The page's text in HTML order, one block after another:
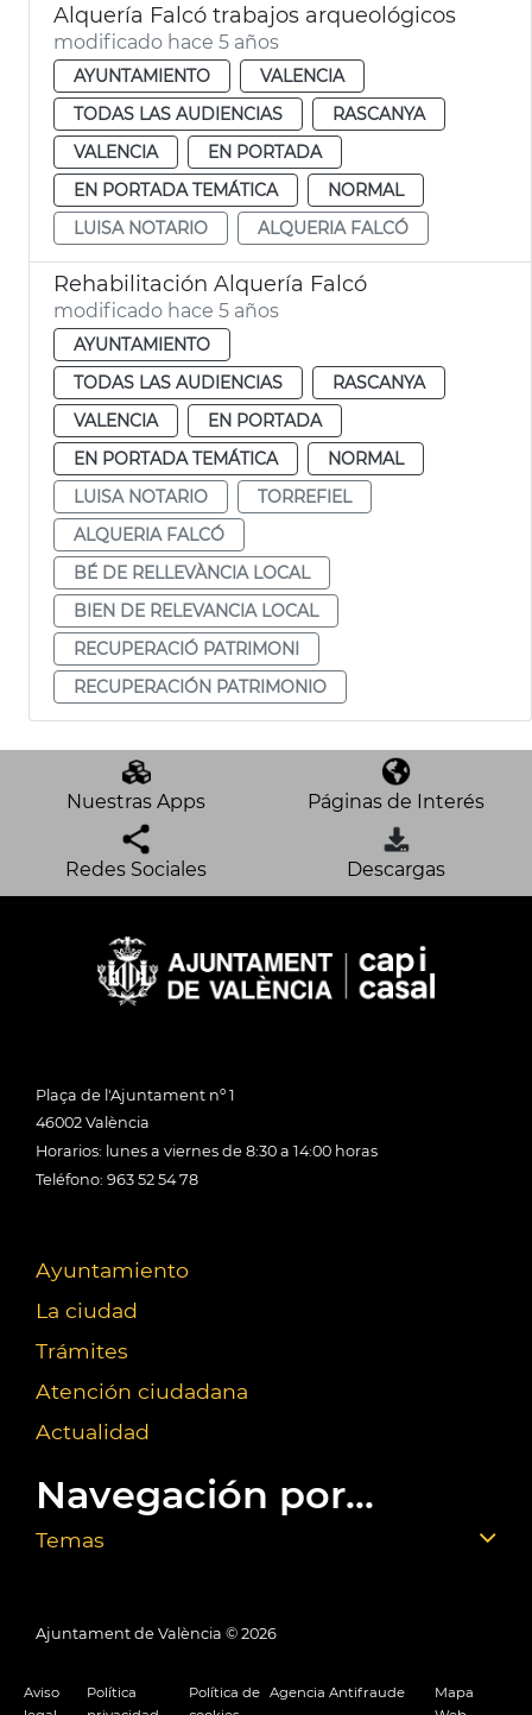
Alquería Falcó trabajos arqueológicos
modificado hace 5 años
AYUNTAMIENTO
VALENCIA
TODAS LAS AUDIENCIAS
RASCANYA
VALENCIA
EN PORTADA
EN PORTADA TEMÁTICA
NORMAL
LUISA NOTARIO
ALQUERIA FALCÓ
Rehabilitación Alquería Falcó
modificado hace 5 años
AYUNTAMIENTO
TODAS LAS AUDIENCIAS
RASCANYA
VALENCIA
EN PORTADA
EN PORTADA TEMÁTICA
NORMAL
LUISA NOTARIO
TORREFIEL
ALQUERIA FALCÓ
BÉ DE RELLEVÀNCIA LOCAL
BIEN DE RELEVANCIA LOCAL
RECUPERACIÓ PATRIMONI
RECUPERACIÓN PATRIMONIO
Nuestras Apps Páginas de Interés
Redes Sociales Descargas
Plaça de l'Ajuntament nº 1
46002 València
Horarios: lunes a viernes de 8:30 a 14:00 horas
Teléfono: 963 52 54 78
Ayuntamiento
La ciudad
Trámites
Atención ciudadana
Actualidad
Navegación por...
Temas
Ajuntament de València © 2026
Aviso
Política
Política de Agencia Antifraude
Mapa